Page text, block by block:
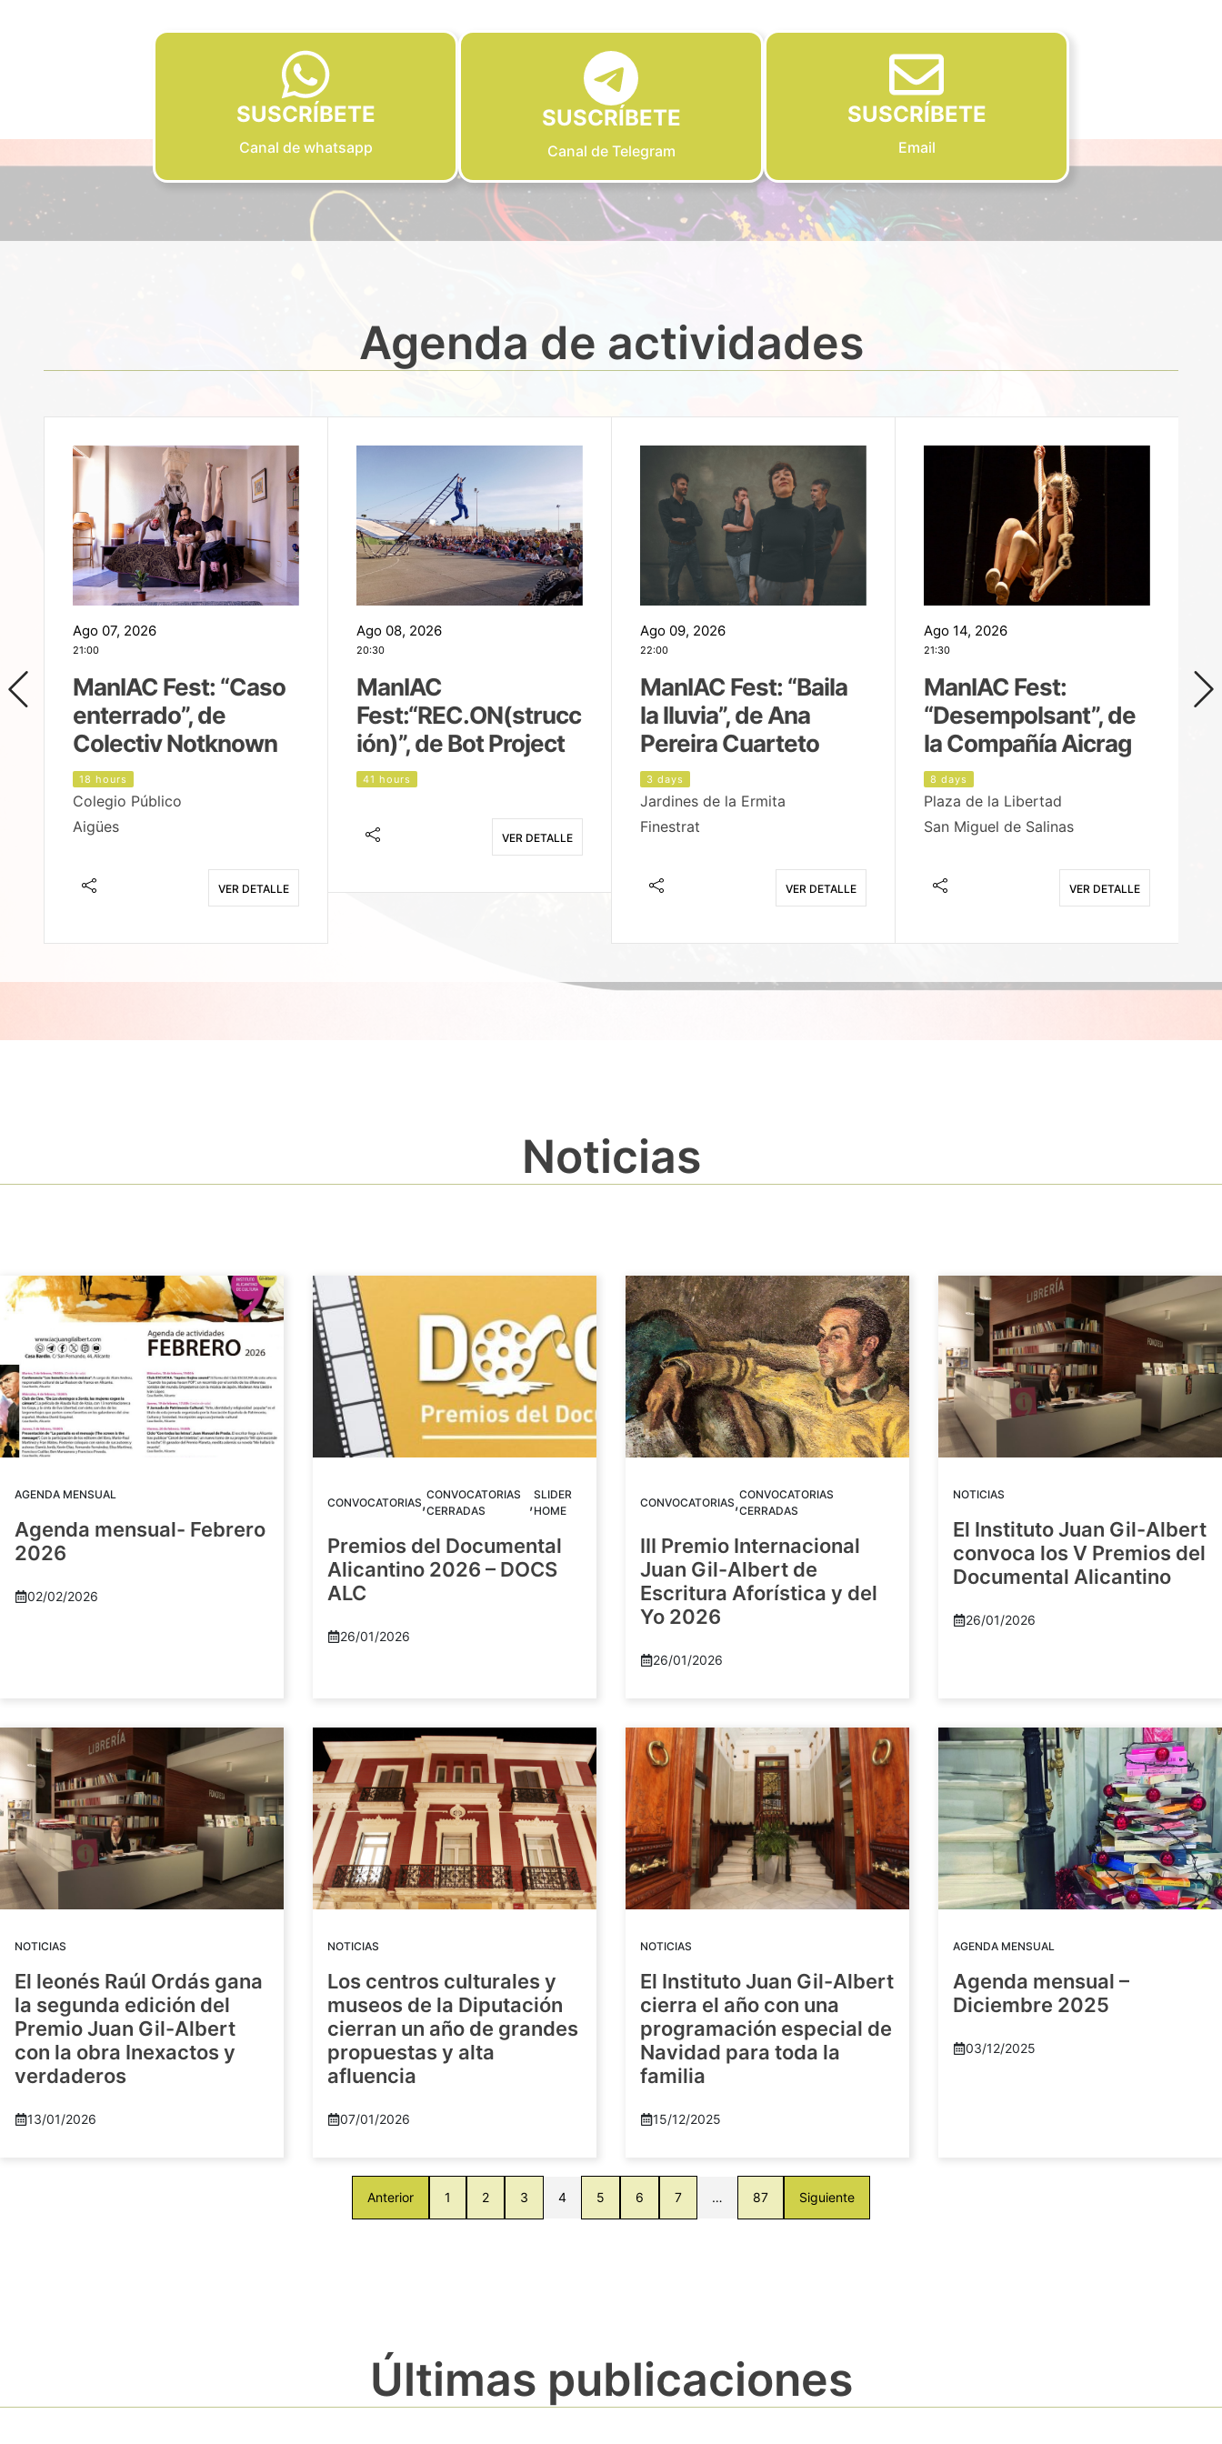
SUSCRÍBETE
Canal de whatsapp
SUSCRÍBETE
Canal de Telegram
SUSCRÍBETE
Email
Agenda de actividades
Ago 07, 2026
21:00
ManIAC Fest: “Caso
enterrado”, de
Colectiv Notknown
18 hours
Colegio Público
Aigües
VER DETALLE
Ago 08, 2026
20:30
ManIAC
Fest:“REC.ON(strucc
ión)”, de Bot Project
41 hours
VER DETALLE
Ago 09, 2026
22:00
ManIAC Fest: “Baila
la lluvia”, de Ana
Pereira Cuarteto
3 days
Jardines de la Ermita
Finestrat
VER DETALLE
Ago 14, 2026
21:30
ManIAC Fest:
“Desempolsant”, de
la Compañía Aicrag
8 days
Plaza de la Libertad
San Miguel de Salinas
VER DETALLE
Noticias
AGENDA MENSUAL
Agenda mensual- Febrero
2026
02/02/2026
CONVOCATORIAS,CONVOCATORIAS
CERRADAS
,SLIDER
HOME
Premios del Documental
Alicantino 2026 – DOCS
ALC
26/01/2026
CONVOCATORIAS,CONVOCATORIAS
CERRADAS
III Premio Internacional
Juan Gil-Albert de
Escritura Aforística y del
Yo 2026
26/01/2026
NOTICIAS
El Instituto Juan Gil-Albert
convoca los V Premios del
Documental Alicantino
26/01/2026
NOTICIAS
El leonés Raúl Ordás gana
la segunda edición del
Premio Juan Gil-Albert
con la obra Inexactos y
verdaderos
13/01/2026
NOTICIAS
Los centros culturales y
museos de la Diputación
cierran un año de grandes
propuestas y alta
afluencia
07/01/2026
NOTICIAS
El Instituto Juan Gil-Albert
cierra el año con una
programación especial de
Navidad para toda la
familia
15/12/2025
AGENDA MENSUAL
Agenda mensual –
Diciembre 2025
03/12/2025
Anterior 1 2 3 4 5 6 7 … 87 Siguiente
Últimas publicaciones